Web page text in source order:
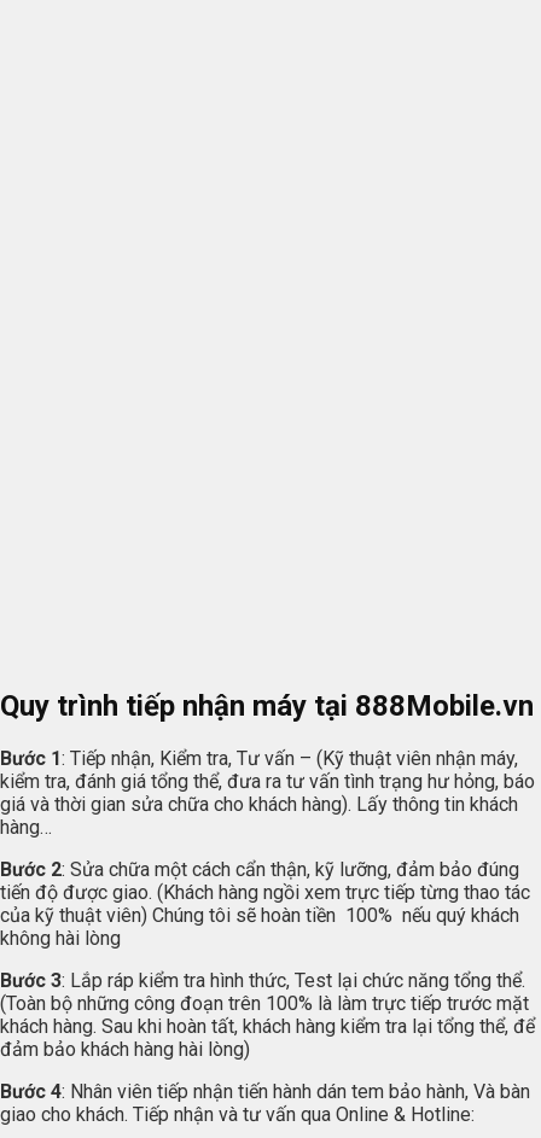
Quy trình tiếp nhận máy tại 888Mobile.vn
Bước 1: Tiếp nhận, Kiểm tra, Tư vấn – (Kỹ thuật viên nhận máy,
kiểm tra, đánh giá tổng thể, đưa ra tư vấn tình trạng hư hỏng, báo
giá và thời gian sửa chữa cho khách hàng). Lấy thông tin khách
hàng…
Bước 2: Sửa chữa một cách cẩn thận, kỹ lưỡng, đảm bảo đúng
tiến độ được giao. (Khách hàng ngồi xem trực tiếp từng thao tác
của kỹ thuật viên) Chúng tôi sẽ hoàn tiền 100% nếu quý khách
không hài lòng
Bước 3: Lắp ráp kiểm tra hình thức, Test lại chức năng tổng thể.
(Toàn bộ những công đoạn trên 100% là làm trực tiếp trước mặt
khách hàng. Sau khi hoàn tất, khách hàng kiểm tra lại tổng thể, để
đảm bảo khách hàng hài lòng)
Bước 4: Nhân viên tiếp nhận tiến hành dán tem bảo hành, Và bàn
giao cho khách. Tiếp nhận và tư vấn qua Online & Hotline: